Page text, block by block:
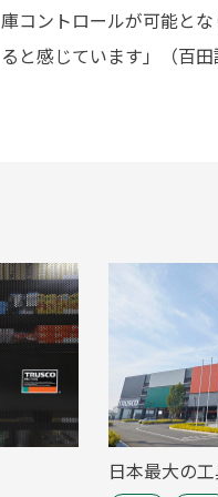
庫コントロールが可能と
ると感じています」（百田
日本最大の工